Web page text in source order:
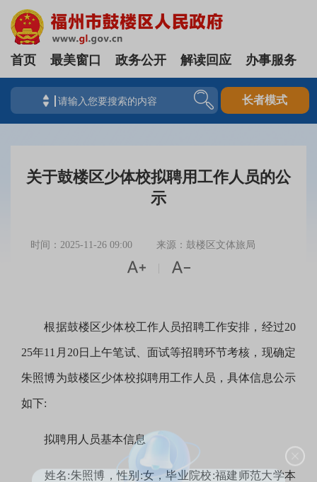
首页 最美窗口 政务公开 解读回应 办事服务
长者模式
关于鼓楼区少体校拟聘用工作人员的公
示
时间：2025-11-26 09:00 来源：鼓楼区文体旅局
 | 
根据鼓楼区少体校工作人员招聘工作安排，经过20
25年11月20日上午笔试、面试等招聘环节考核，现确定
朱照博为鼓楼区少体校拟聘用工作人员，具体信息公示
如下:
拟聘用人员基本信息
姓名:朱照博，性别:女，毕业院校:福建师范大学本